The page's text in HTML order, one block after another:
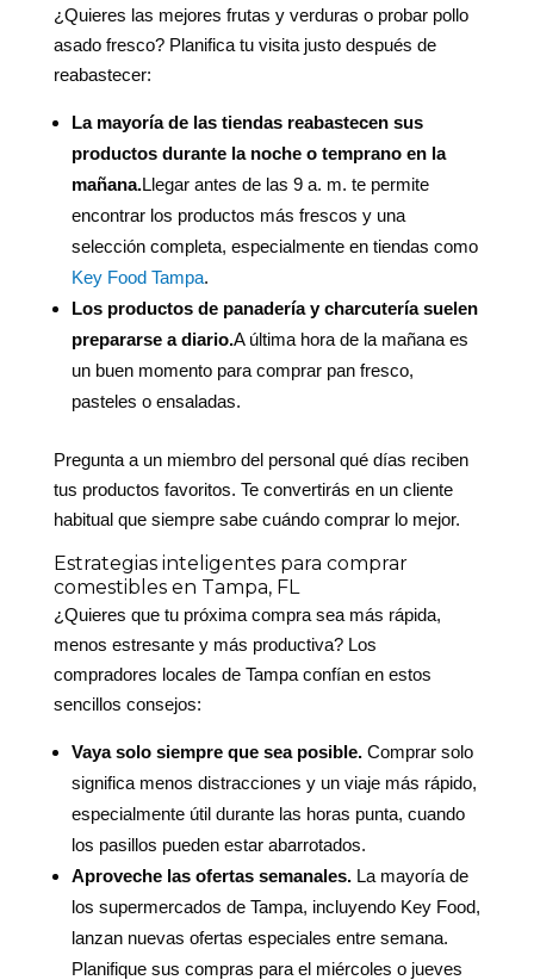
¿Quieres las mejores frutas y verduras o probar pollo
asado fresco? Planifica tu visita justo después de
reabastecer:
La mayoría de las tiendas reabastecen sus
productos durante la noche o temprano en la
mañana.Llegar antes de las 9 a. m. te permite
encontrar los productos más frescos y una
selección completa, especialmente en tiendas como
Key Food Tampa.
Los productos de panadería y charcutería suelen
prepararse a diario.A última hora de la mañana es
un buen momento para comprar pan fresco,
pasteles o ensaladas.
Pregunta a un miembro del personal qué días reciben
tus productos favoritos. Te convertirás en un cliente
habitual que siempre sabe cuándo comprar lo mejor.
Estrategias inteligentes para comprar
comestibles en Tampa, FL
¿Quieres que tu próxima compra sea más rápida,
menos estresante y más productiva? Los
compradores locales de Tampa confían en estos
sencillos consejos:
Vaya solo siempre que sea posible.Comprar solo
significa menos distracciones y un viaje más rápido,
especialmente útil durante las horas punta, cuando
los pasillos pueden estar abarrotados.
Aproveche las ofertas semanales.La mayoría de
los supermercados de Tampa, incluyendo Key Food,
lanzan nuevas ofertas especiales entre semana.
Planifique sus compras para el miércoles o jueves